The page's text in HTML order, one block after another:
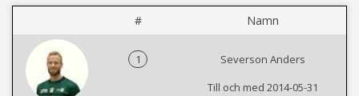
# Namn
1
Severson Anders
Till och med 2014-05-31